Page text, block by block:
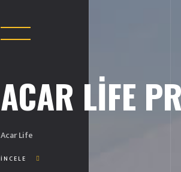
ACAR LIFE
Acar Life
İNCELE